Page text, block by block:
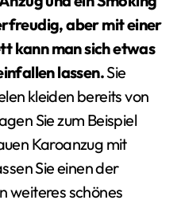
aber mit einer
kann man sich etwas
lassen.Sie
kleiden bereits von
Sie zum Beispiel
Karoanzug mit
Sie einen der
weiteres schönes